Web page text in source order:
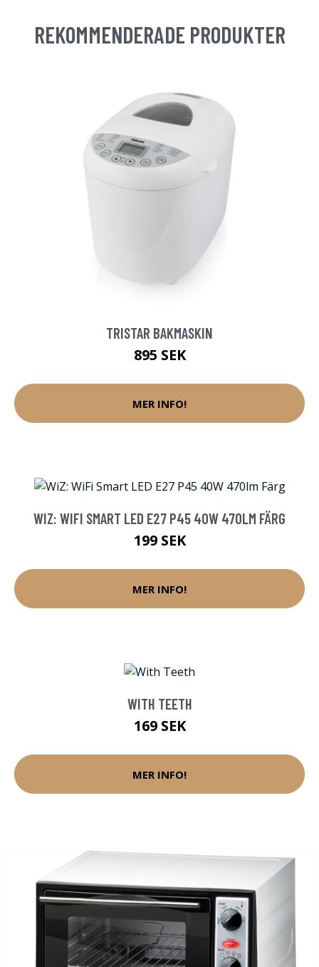
REKOMMENDERADE PRODUKTER
TRISTAR BAKMASKIN
895 SEK
MER INFO!
WIZ: WIFI SMART LED E27 P45 40W 470LM FÄRG
199 SEK
MER INFO!
WITH TEETH
169 SEK
MER INFO!